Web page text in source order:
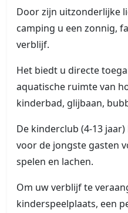
Door zijn uitzonderlijke
camping u een zonnig,
verblijf.
Het biedt u directe
aquatische ruimte van
kinderbad, glijbaan,
De kinderclub (4-13
voor de jongste gasten
spelen en lachen.
Om uw verblijf te
kinderspeelplaats, een